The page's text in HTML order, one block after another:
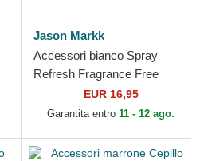
Jason Markk
Accessori bianco Spray
Refresh Fragrance Free
177ml / 6oz di Jason Markk
EUR 16,95
Garantita entro 11 - 12 ago.